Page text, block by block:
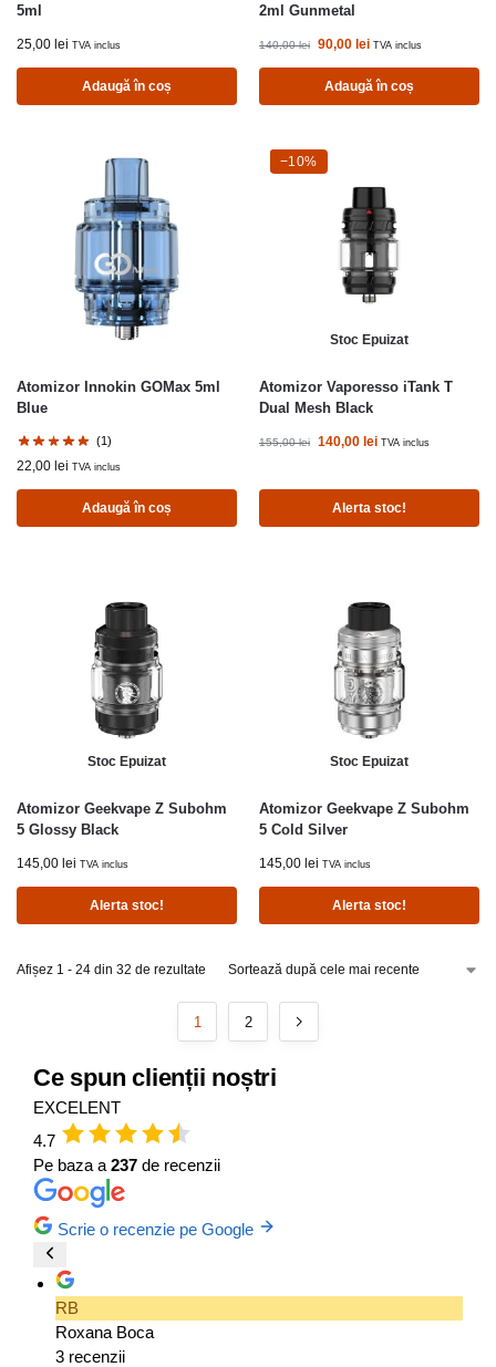
5ml
25,00 lei TVA inclus
Adaugă în coș
2ml Gunmetal
140,00lei 90,00 lei TVA inclus
Adaugă în coș
Atomizor Innokin GOMax 5ml
Blue
(1)
22,00 lei TVA inclus
Adaugă în coș
-10%
Stoc Epuizat
−10%
Atomizor Vaporesso iTank T
Dual Mesh Black
155,00lei 140,00 lei TVA inclus
Alerta stoc!
Stoc Epuizat
Atomizor Geekvape Z Subohm
5 Glossy Black
145,00 lei TVA inclus
Alerta stoc!
Stoc Epuizat
Atomizor Geekvape Z Subohm
5 Cold Silver
145,00 lei TVA inclus
Alerta stoc!
Afișez 1 - 24 din 32 de rezultate
1 2
Ce spun clienții noștri
EXCELENT
4.7
Pe baza a 237 de recenzii
Scrie o recenzie pe Google
RB
Roxana Boca
3 recenzii